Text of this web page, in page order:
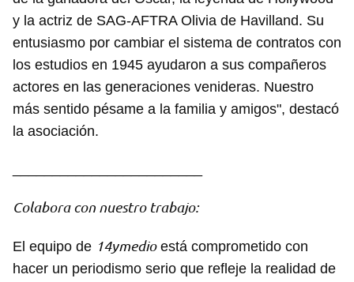
y la actriz de SAG-AFTRA Olivia de Havilland. Su
entusiasmo por cambiar el sistema de contratos con
los estudios en 1945 ayudaron a sus compañeros
actores en las generaciones venideras. Nuestro
más sentido pésame a la familia y amigos", destacó
la asociación.
Colabora con nuestro trabajo:
El equipo de 14ymedioestá comprometido con
hacer un periodismo serio que refleje la realidad de